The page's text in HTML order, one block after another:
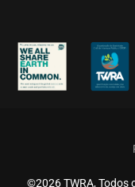
©2026 TWRA, Todos